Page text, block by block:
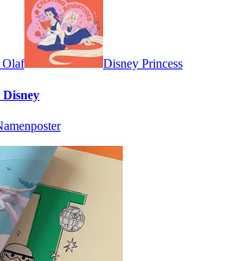
Olaf Disney Princess